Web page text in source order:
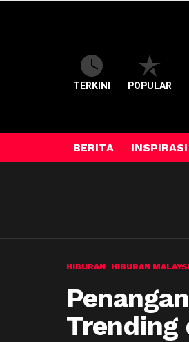
TERKINI POPULAR
BERITA INSPIRASI
HIBURAN HIBURAN